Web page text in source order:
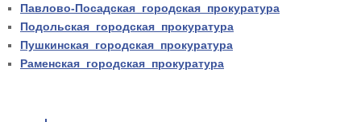
Павлово-Посадская городская прокуратура
Подольская городская прокуратура
Пушкинская городская прокуратура
Раменская городская прокуратура